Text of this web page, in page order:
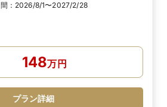
： 2026/8/1〜2027/2/28
148万円
プラン詳細